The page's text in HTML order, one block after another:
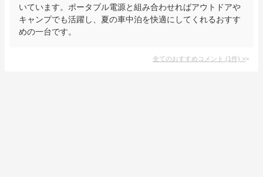
いています。ポータブル電源と組み合わせればアウトドアや
キャンプでも活躍し、夏の車中泊を快適にしてくれるおすす
めの一台です。
全てのおすすめコメント (1件) >